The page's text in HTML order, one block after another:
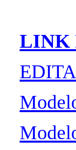
LINK